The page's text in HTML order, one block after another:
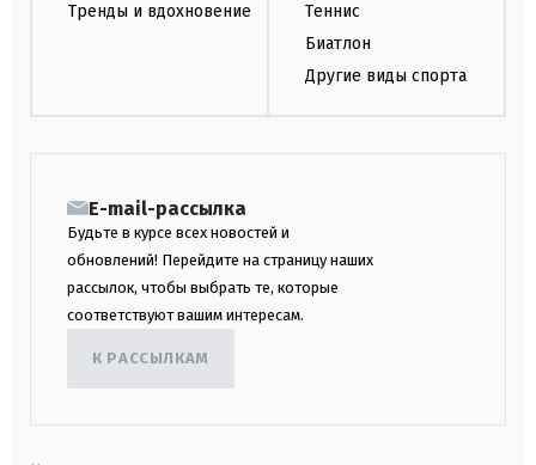
Тренды и вдохновение
Теннис
Биатлон
Другие виды спорта
E-mail-рассылка
Будьте в курсе всех новостей и
обновлений! Перейдите на страницу наших
рассылок, чтобы выбрать те, которые
соответствуют вашим интересам.
К РАССЫЛКАМ